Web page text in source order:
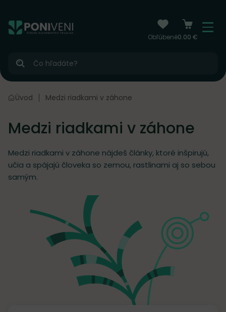
Obľúbené0.00 €
Menu
Hľadať
Úvod Medzi riadkami v záhone
Medzi riadkami v záhone
Medzi riadkami v záhone nájdeš články, ktoré inšpirujú,
učia a spájajú človeka so zemou, rastlinami aj so sebou
samým.